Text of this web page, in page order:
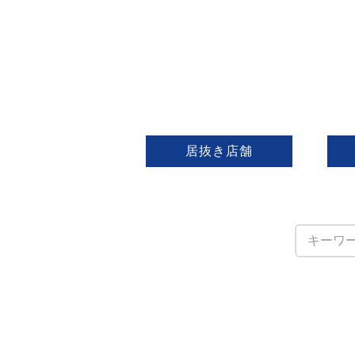
居抜き店舗